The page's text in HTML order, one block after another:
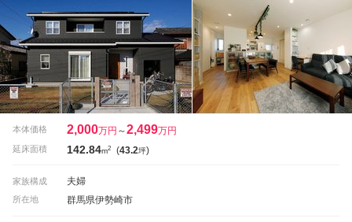
本体価格 2,000万円 ～2,499万円
延床面積 142.84m2 (43.2坪)
家族構成 夫婦
所在地 群馬県伊勢崎市